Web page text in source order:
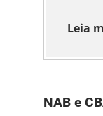
Leia
NAB e